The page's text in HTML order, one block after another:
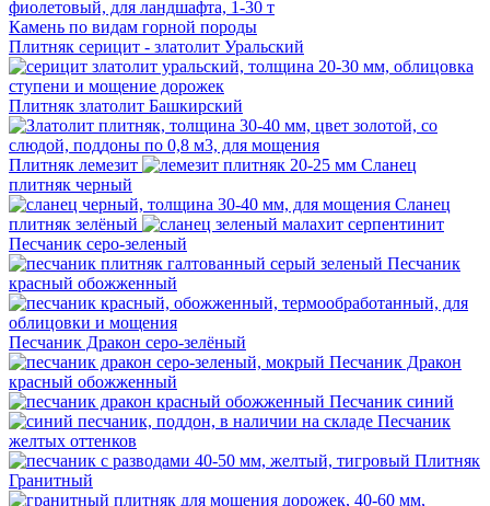
Камень по видам горной породы
Плитняк серицит - златолит Уральский
Плитняк златолит Башкирский
Плитняк лемезит
Сланец
плитняк черный
Сланец
плитняк зелёный
Песчаник серо-зеленый
Песчаник
красный обожженный
Песчаник Дракон серо-зелёный
Песчаник Дракон
красный обожженный
Песчаник синий
Песчаник
желтых оттенков
Плитняк
Гранитный